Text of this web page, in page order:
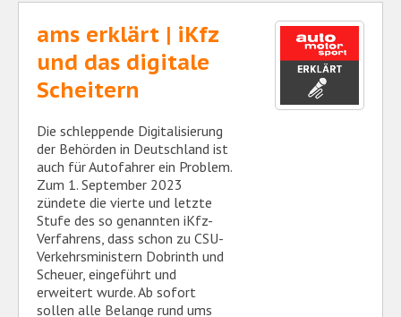
ams erklärt | iKfz
und das digitale
Scheitern
Die schleppende Digitalisierung
der Behörden in Deutschland ist
auch für Autofahrer ein Problem.
Zum 1. September 2023
zündete die vierte und letzte
Stufe des so genannten iKfz-
Verfahrens, dass schon zu CSU-
Verkehrsministern Dobrinth und
Scheuer, eingeführt und
erweitert wurde. Ab sofort
sollen alle Belange rund ums